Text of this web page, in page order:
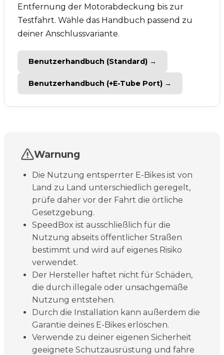
Entfernung der Motorabdeckung bis zur
Testfahrt. Wähle das Handbuch passend zu
deiner Anschlussvariante.
Benutzerhandbuch (Standard) →
Benutzerhandbuch (+E-Tube Port) →
Warnung
Die Nutzung entsperrter E-Bikes ist von
Land zu Land unterschiedlich geregelt,
prüfe daher vor der Fahrt die örtliche
Gesetzgebung.
SpeedBox ist ausschließlich für die
Nutzung abseits öffentlicher Straßen
bestimmt und wird auf eigenes Risiko
verwendet.
Der Hersteller haftet nicht für Schäden,
die durch illegale oder unsachgemäße
Nutzung entstehen.
Durch die Installation kann außerdem die
Garantie deines E-Bikes erlöschen.
Verwende zu deiner eigenen Sicherheit
geeignete Schutzausrüstung und fahre